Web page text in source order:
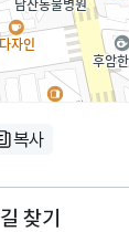
복사
길 찾기